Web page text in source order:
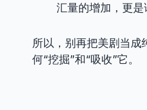
汇量的增加，更是
所以，别再把美剧当成
何“挖掘”和“吸收”它。